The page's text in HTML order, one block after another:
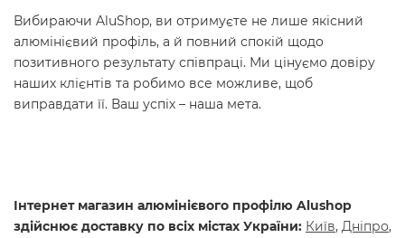
Вибираючи AluShop, ви отримуєте не лише якісний
алюмінієвий профіль, а й повний спокій щодо
позитивного результату співпраці. Ми цінуємо довіру
наших клієнтів та робимо все можливе, щоб
виправдати її. Ваш успіх – наша мета.
Інтернет магазин алюмінієвого профілю Alushop
здійснює доставку по всіх містах України: Київ, Днiпро,